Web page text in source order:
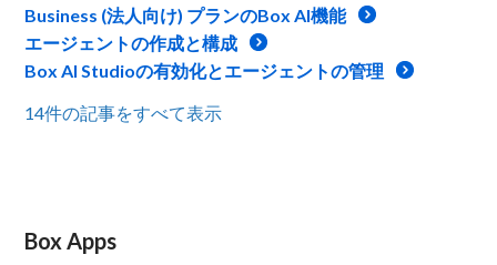
Business (法人向け) プランのBox AI機能
エージェントの作成と構成
Box AI Studioの有効化とエージェントの管理
14件の記事をすべて表示
Box Apps